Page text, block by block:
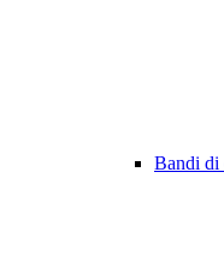
Bandi di